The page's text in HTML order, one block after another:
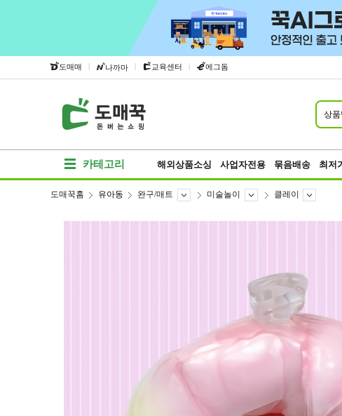
도매매 | 나까마 | 교육센터 | 에그돔
상품
카테고리 해외상품소싱 사업자전용 묶음배송 최저
도매꾹홈 유아동 완구/매트 미술놀이 클레이